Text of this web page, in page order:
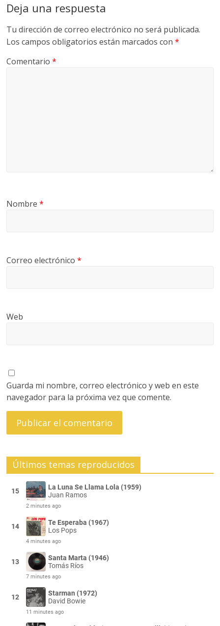
Deja una respuesta
Tu dirección de correo electrónico no será publicada.
Los campos obligatorios están marcados con*
Comentario*
Nombre*
Correo electrónico*
Web
Guarda mi nombre, correo electrónico y web en este
navegador para la próxima vez que comente.
Últimos temas reproducidos